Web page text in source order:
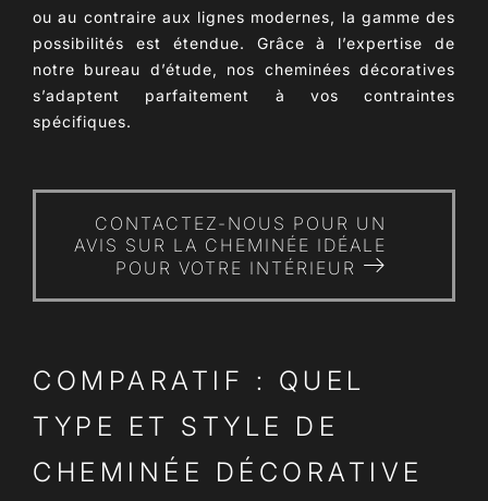
ou au contraire aux lignes modernes, la gamme des
possibilités est étendue. Grâce à l’expertise de
notre bureau d’étude, nos cheminées décoratives
s’adaptent parfaitement à vos contraintes
spécifiques.
CONTACTEZ-NOUS POUR UN
AVIS SUR LA CHEMINÉE IDÉALE
POUR VOTRE INTÉRIEUR
COMPARATIF : QUEL
TYPE ET STYLE DE
CHEMINÉE DÉCORATIVE